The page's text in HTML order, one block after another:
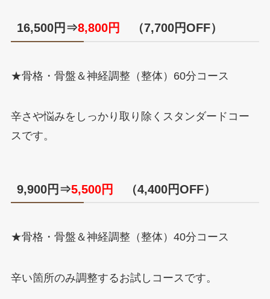
16,500円⇒8,800円 （7,700円OFF）
★骨格・骨盤＆神経調整（整体）60分コース
辛さや悩みをしっかり取り除くスタンダードコー
スです。
9,900円⇒5,500円 （4,400円OFF）
★骨格・骨盤＆神経調整（整体）40分コース
辛い箇所のみ調整するお試しコースです。